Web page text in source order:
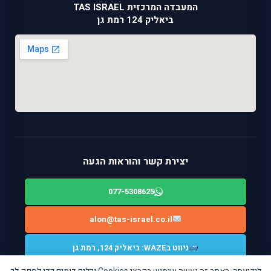
המעבדה המרכזית TAS ISRAEL
ביאליק 124 רמת גן
יצירת קשר והוראות הגעה
077-5308625
alon@tas-israel.co.il
ניווט בWAZE: ביאליק 124, רמת גן